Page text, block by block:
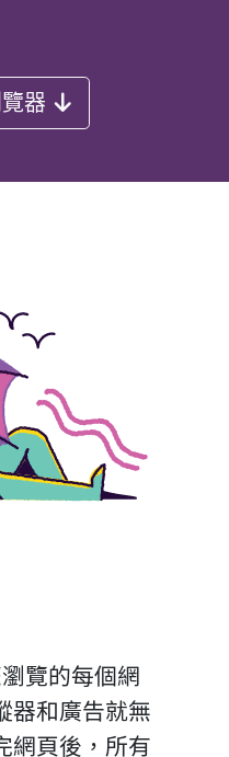
器
覽的每個網
器和廣告就無
網頁後，所有